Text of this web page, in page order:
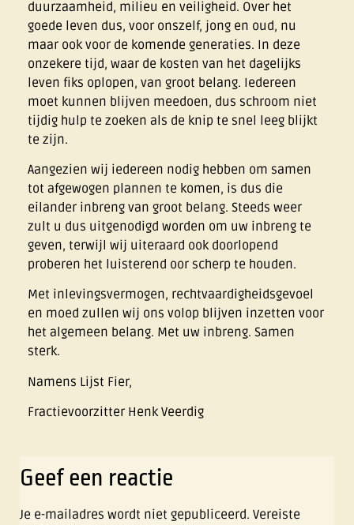
duurzaamheid, milieu en veiligheid. Over het
goede leven dus, voor onszelf, jong en oud, nu
maar ook voor de komende generaties. In deze
onzekere tijd, waar de kosten van het dagelijks
leven fiks oplopen, van groot belang. Iedereen
moet kunnen blijven meedoen, dus schroom niet
tijdig hulp te zoeken als de knip te snel leeg blijkt
te zijn.
Aangezien wij iedereen nodig hebben om samen
tot afgewogen plannen te komen, is dus die
eilander inbreng van groot belang. Steeds weer
zult u dus uitgenodigd worden om uw inbreng te
geven, terwijl wij uiteraard ook doorlopend
proberen het luisterend oor scherp te houden.
Met inlevingsvermogen, rechtvaardigheidsgevoel
en moed zullen wij ons volop blijven inzetten voor
het algemeen belang. Met uw inbreng. Samen
sterk.
Namens Lijst Fier,
Fractievoorzitter Henk Veerdig
Geef een reactie
Je e-mailadres wordt niet gepubliceerd. Vereiste